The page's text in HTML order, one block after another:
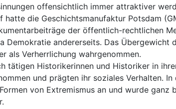
offensichtlich immer attraktiver
hatte die Geschichtsmanufaktur Potsdam
der öffentlich-rechtlichen
Demokratie andererseits. Das
als Verherrlichung wahrgenommen.
tätigen Historikerinnen und Historiker in
und prägten ihr soziales Verhalten.
von Extremismus an und wurde